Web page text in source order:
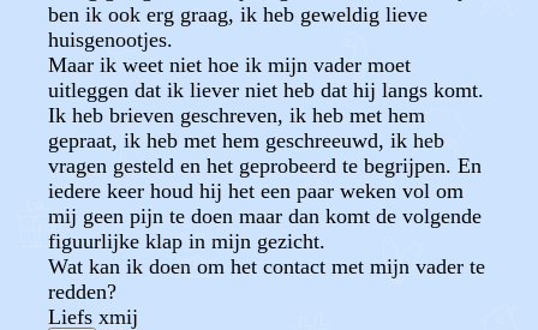
ben ik ook erg graag, ik heb geweldig lieve
huisgenootjes.
Maar ik weet niet hoe ik mijn vader moet
uitleggen dat ik liever niet heb dat hij langs komt.
Ik heb brieven geschreven, ik heb met hem
gepraat, ik heb met hem geschreeuwd, ik heb
vragen gesteld en het geprobeerd te begrijpen. En
iedere keer houd hij het een paar weken vol om
mij geen pijn te doen maar dan komt de volgende
figuurlijke klap in mijn gezicht.
Wat kan ik doen om het contact met mijn vader te
redden?
Liefs xmij